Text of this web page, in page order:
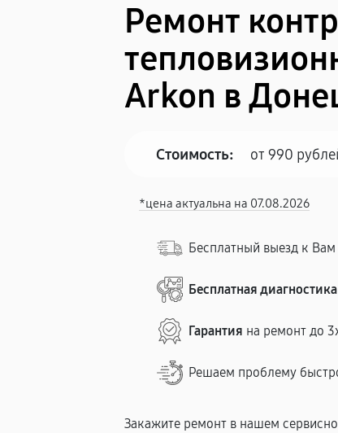
Ремонт
Arkon в
Стоимость: от 990
*цена актуальна на 07.08.2026
Бесплатный выезд к
Бесплатная диагностика
Гарантия на ремонт до
Решаем проблему
Закажите ремонт в нашем